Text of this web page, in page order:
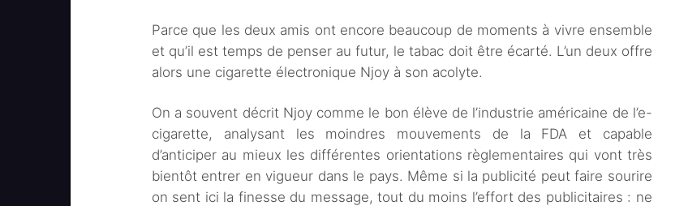
Parce que les deux amis ont encore beaucoup de moments à vivre ensemble
et qu’il est temps de penser au futur, le tabac doit être écarté. L’un deux offre
alors une cigarette électronique Njoy à son acolyte.
On a souvent décrit Njoy comme le bon élève de l’industrie américaine de l’e-
cigarette, analysant les moindres mouvements de la FDA et capable
d’anticiper au mieux les différentes orientations règlementaires qui vont très
bientôt entrer en vigueur dans le pays. Même si la publicité peut faire sourire
on sent ici la finesse du message, tout du moins l’effort des publicitaires : ne